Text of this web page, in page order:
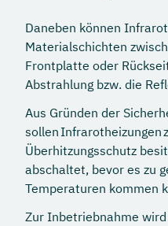
Daneben können
Materialschichten
Frontplatte oder
Abstrahlung bzw. die
Aus Gründen der
sollen Infrarotheizungen
Überhitzungsschutz
abschaltet, bevor es zu
Temperaturen kommen
Zur Inbetriebnahme